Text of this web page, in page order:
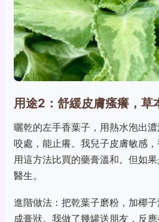
用途2：舒緩皮膚瘙癢，草
曬乾的左手香葉子，用熱水泡出
咬處，能止癢。我兒子皮膚敏感，
用這方法比買的藥膏溫和。但如
醫生。
進階做法：把乾葉子磨粉，加椰
成膏狀。我做了幾罐送朋友，反應